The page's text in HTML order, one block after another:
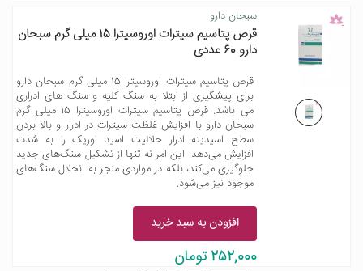
سبحان دارو
قرص پتاسیم سیترات اوروسیترا 15 میلی گرم سبحان
دارو 60 عددی
قرص پتاسیم سیترات اوروسیترا 15 میلی گرم سبحان دارو
برای پیشگیری از ابتلا به سنگ کلیه و سنگ های ادراری
می باشد. قرص پتاسیم سیترات اوروسیترا 15 میلی گرم
سبحان دارو با افزایش غلظت سیترات در ادرار و بالا بردن
سطح اسیدیته ادرار حلالیت اسید اوریک را به شدت
افزایش می‌دهد. این امر نه تنها از تشکیل سنگ‌های جدید
جلوگیری می‌کند، بلکه در مواردی منجر به انحلال سنگ‌های
موجود نیز می‌شود.
افزودن به سبد خرید
252,000 تومان